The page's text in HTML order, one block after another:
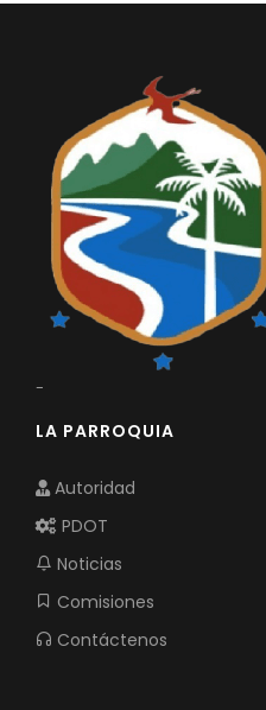
-
LA PARROQUIA
Autoridad
PDOT
Noticias
Comisiones
Contáctenos